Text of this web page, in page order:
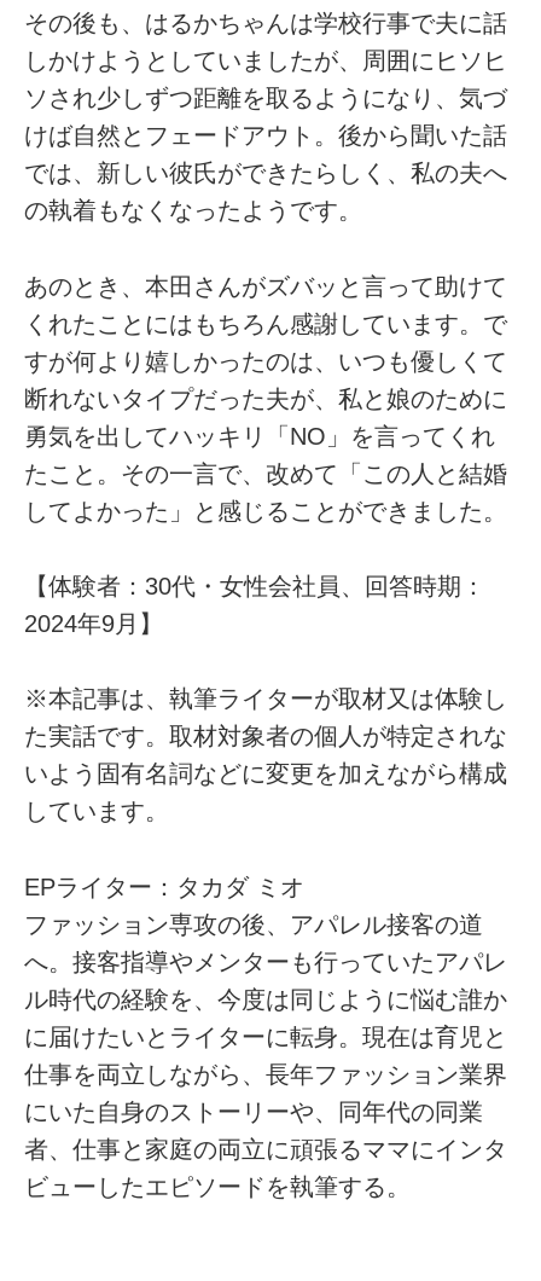
その後も、はるかちゃんは学校行事で夫に話
しかけようとしていましたが、周囲にヒソヒ
ソされ少しずつ距離を取るようになり、気づ
けば自然とフェードアウト。後から聞いた話
では、新しい彼氏ができたらしく、私の夫へ
の執着もなくなったようです。
あのとき、本田さんがズバッと言って助けて
くれたことにはもちろん感謝しています。で
すが何より嬉しかったのは、いつも優しくて
断れないタイプだった夫が、私と娘のために
勇気を出してハッキリ「NO」を言ってくれ
たこと。その一言で、改めて「この人と結婚
してよかった」と感じることができました。
【体験者：30代・女性会社員、回答時期：
2024年9月】
※本記事は、執筆ライターが取材又は体験し
た実話です。取材対象者の個人が特定されな
いよう固有名詞などに変更を加えながら構成
しています。
EPライター：タカダ ミオ
ファッション専攻の後、アパレル接客の道
へ。接客指導やメンターも行っていたアパレ
ル時代の経験を、今度は同じように悩む誰か
に届けたいとライターに転身。現在は育児と
仕事を両立しながら、長年ファッション業界
にいた自身のストーリーや、同年代の同業
者、仕事と家庭の両立に頑張るママにインタ
ビューしたエピソードを執筆する。